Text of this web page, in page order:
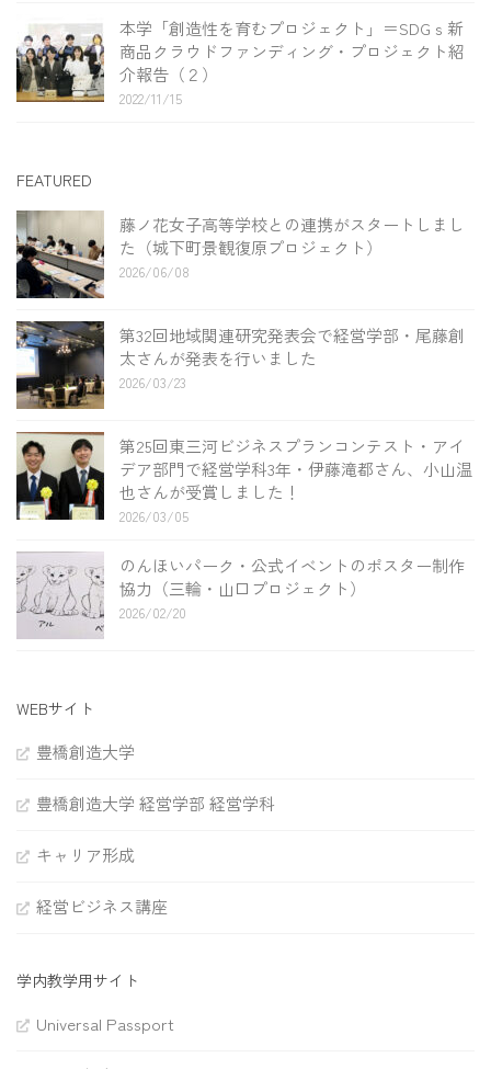
本学「創造性を育むプロジェクト」＝SDGｓ新
商品クラウドファンディング・プロジェクト紹
介報告（２）
2022/11/15
FEATURED
藤ノ花女子高等学校との連携がスタートしまし
た（城下町景観復原プロジェクト）
2026/06/08
第32回地域関連研究発表会で経営学部・尾藤創
太さんが発表を行いました
2026/03/23
第25回東三河ビジネスプランコンテスト・アイ
デア部門で経営学科3年・伊藤滝都さん、小山温
也さんが受賞しました！
2026/03/05
のんほいパーク・公式イベントのポスター制作
協力（三輪・山口プロジェクト）
2026/02/20
WEBサイト
豊橋創造大学
豊橋創造大学 経営学部 経営学科
キャリア形成
経営ビジネス講座
学内教学用サイト
Universal Passport